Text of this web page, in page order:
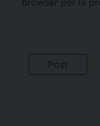
browser per la